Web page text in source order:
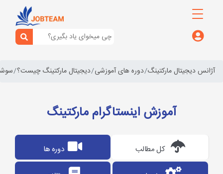
آژانس دیجیتال مارکتینگ دوره های آموزشی دیجیتال مارکتینگ چیست؟
آموزش اینستاگرام مارکتینگ
کل مطالب دوره ها